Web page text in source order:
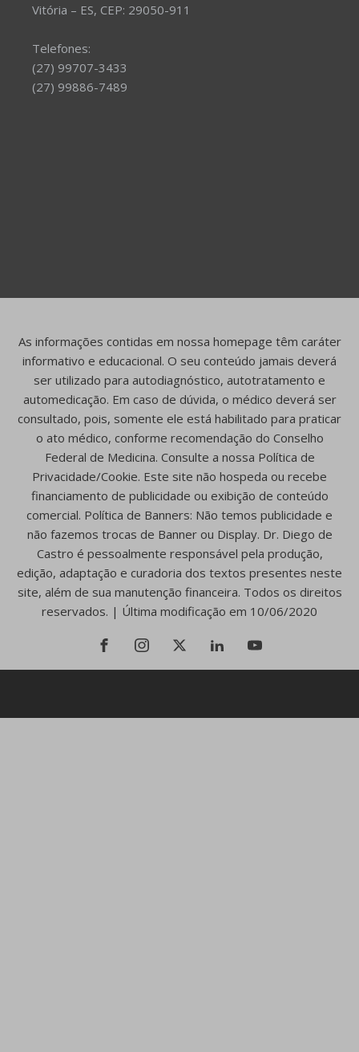
Vitória – ES, CEP: 29050-911
Telefones:
(27) 99707-3433
(27) 99886-7489
As informações contidas em nossa homepage têm caráter
informativo e educacional. O seu conteúdo jamais deverá
ser utilizado para autodiagnóstico, autotratamento e
automedicação. Em caso de dúvida, o médico deverá ser
consultado, pois, somente ele está habilitado para praticar
o ato médico, conforme recomendação do Conselho
Federal de Medicina. Consulte a nossa Política de
Privacidade/Cookie. Este site não hospeda ou recebe
financiamento de publicidade ou exibição de conteúdo
comercial. Política de Banners: Não temos publicidade e
não fazemos trocas de Banner ou Display. Dr. Diego de
Castro é pessoalmente responsável pela produção,
edição, adaptação e curadoria dos textos presentes neste
site, além de sua manutenção financeira. Todos os direitos
reservados. | Última modificação em 10/06/2020